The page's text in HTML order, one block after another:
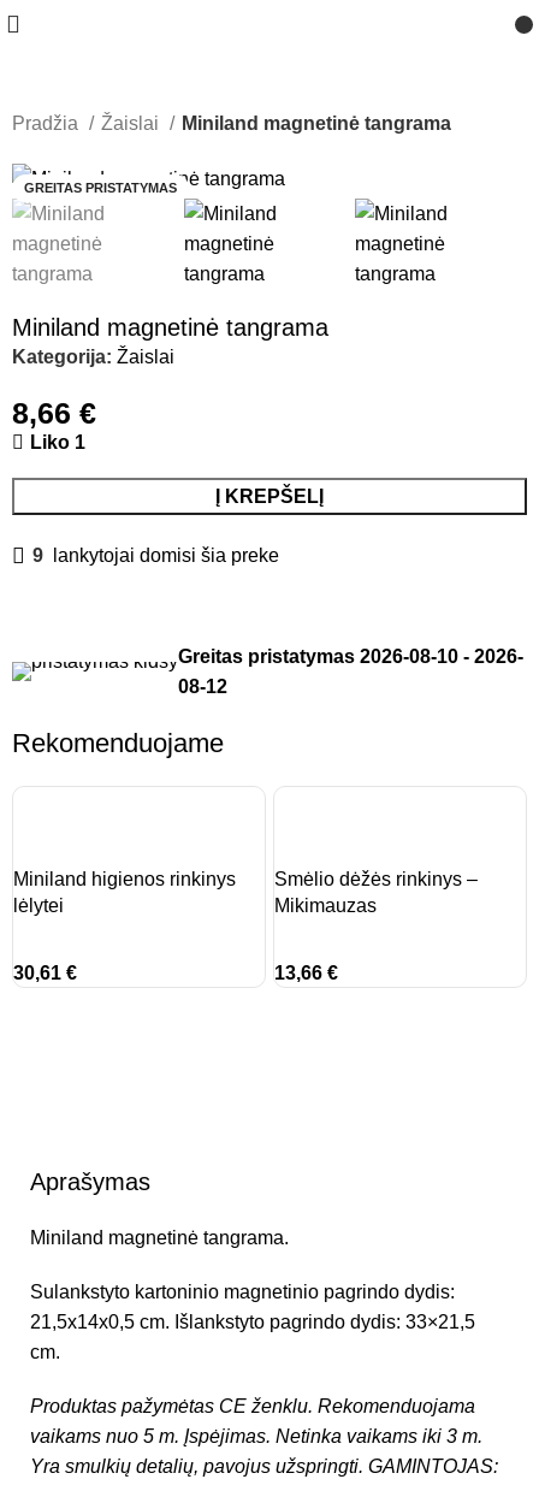
Pradžia Žaislai Miniland magnetinė tangrama
GREITAS PRISTATYMAS
Miniland magnetinė tangrama
Kategorija: Žaislai
8,66€
Liko 1
Į KREPŠELĮ
9 lankytojai domisi šia preke
Greitas pristatymas2026-08-10 -2026-
08-12
Rekomenduojame
Miniland higienos rinkinys
lėlytei
30,61€
Smėlio dėžės rinkinys –
Mikimauzas
13,66 €
Aprašymas
Miniland magnetinė tangrama.
Sulankstyto kartoninio magnetinio pagrindo dydis:
21,5x14x0,5 cm. Išlankstyto pagrindo dydis: 33×21,5
cm.
Produktas pažymėtas CE ženklu. Rekomenduojama
vaikams nuo 5 m. Įspėjimas. Netinka vaikams iki 3 m.
Yra smulkių detalių, pavojus užspringti. GAMINTOJAS: